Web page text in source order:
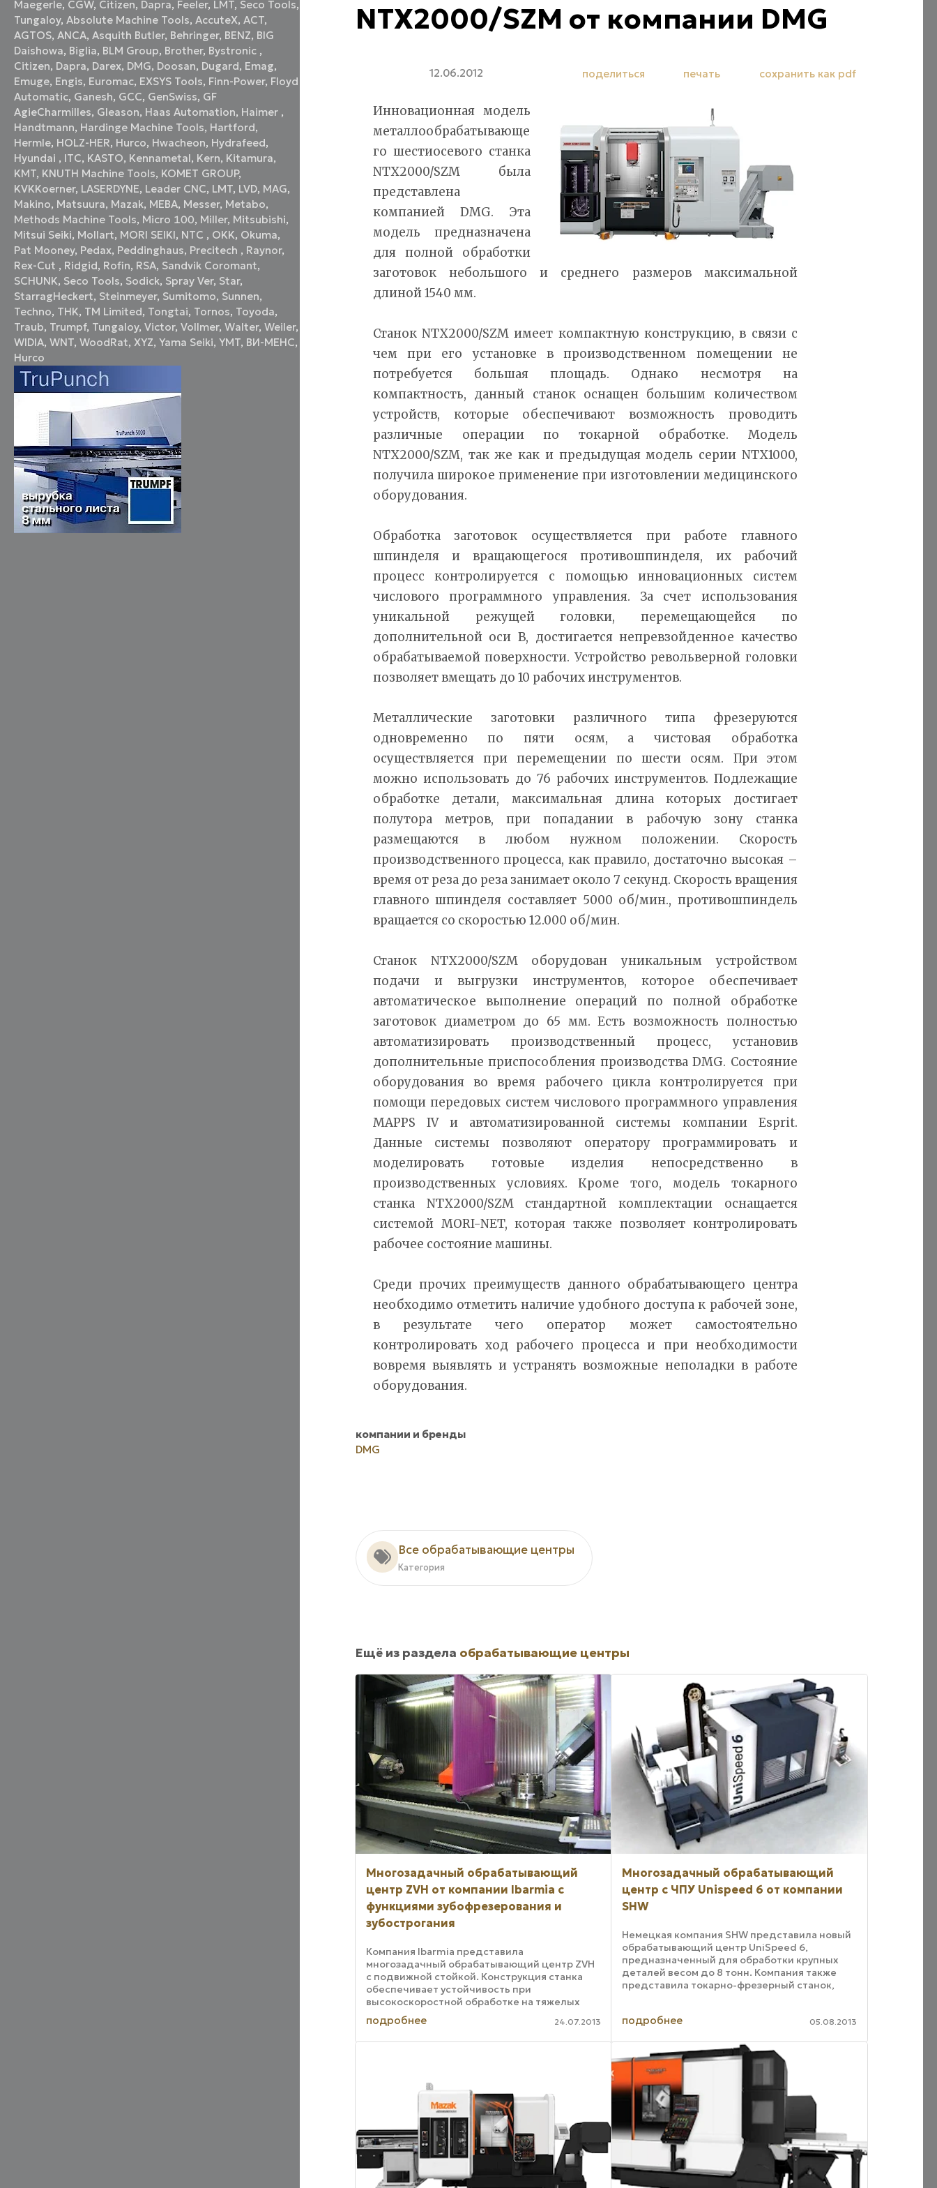
Maegerle, CGW, Citizen, Dapra, Feeler, LMT, Seco Tools,
Tungaloy,Absolute Machine Tools,AccuteX,ACT,
AGTOS,ANCA,Asquith Butler, Behringer, BENZ, BIG
Daishowa, Biglia, BLM Group, Brother, Bystronic ,
Citizen, Dapra, Darex, DMG, Doosan, Dugard, Emag,
Emuge, Engis, Euromac, EXSYS Tools, Finn-Power, Floyd
Automatic, Ganesh, GCC, GenSwiss, GF
AgieCharmilles, Gleason, Haas Automation, Haimer ,
Handtmann, Hardinge Machine Tools, Hartford,
Hermle, HOLZ-HER, Hurco, Hwacheon, Hydrafeed,
Hyundai , ITC, KASTO, Kennametal, Kern, Kitamura,
KMT, KNUTH Machine Tools, KOMET GROUP,
KVKKoerner, LASERDYNE, Leader CNC, LMT, LVD, MAG,
Makino, Matsuura, Mazak, MEBA, Messer, Metabo,
Methods Machine Tools, Micro 100, Miller, Mitsubishi,
Mitsui Seiki, Mollart, MORI SEIKI, NTC , OKK, Okuma,
Pat Mooney, Pedax, Peddinghaus, Precitech , Raynor,
Rex-Cut , Ridgid, Rofin, RSA, Sandvik Coromant,
SCHUNK, Seco Tools, Sodick, Spray Ver, Star,
StarragHeckert, Steinmeyer, Sumitomo, Sunnen,
Techno, THK, TM Limited, Tongtai, Tornos, Toyoda,
Traub, Trumpf, Tungaloy,Victor,Vollmer,Walter,Weiler,
WIDIA,WNT,WoodRat,XYZ,Yama Seiki,YMT, ВИ-МЕНС,
Нurco
NTX2000/SZM от компании DMG
12.06.2012 поделиться печать сохранить как pdf
Инновационная модель
металлообрабатывающе
го шестиосевого станка
NTX2000/SZM была
представлена
компанией DMG. Эта
модель предназначена
для полной обработки
заготовок небольшого и среднего размеров максимальной
длиной 1540 мм.
Станок NTX2000/SZM имеет компактную конструкцию, в связи с
чем при его установке в производственном помещении не
потребуется большая площадь. Однако несмотря на
компактность, данный станок оснащен большим количеством
устройств, которые обеспечивают возможность проводить
различные операции по токарной обработке. Модель
NTX2000/SZM, так же как и предыдущая модель серии NTX1000,
получила широкое применение при изготовлении медицинского
оборудования.
Обработка заготовок осуществляется при работе главного
шпинделя и вращающегося противошпинделя, их рабочий
процесс контролируется с помощью инновационных систем
числового программного управления. За счет использования
уникальной режущей головки, перемещающейся по
дополнительной оси В, достигается непревзойденное качество
обрабатываемой поверхности. Устройство револьверной головки
позволяет вмещать до 10 рабочих инструментов.
Металлические заготовки различного типа фрезеруются
одновременно по пяти осям, а чистовая обработка
осуществляется при перемещении по шести осям. При этом
можно использовать до 76 рабочих инструментов. Подлежащие
обработке детали, максимальная длина которых достигает
полутора метров, при попадании в рабочую зону станка
размещаются в любом нужном положении. Скорость
производственного процесса, как правило, достаточно высокая –
время от реза до реза занимает около 7 секунд. Скорость вращения
главного шпинделя составляет 5000 об/мин., противошпиндель
вращается со скоростью 12.000 об/мин.
Станок NTX2000/SZM оборудован уникальным устройством
подачи и выгрузки инструментов, которое обеспечивает
автоматическое выполнение операций по полной обработке
заготовок диаметром до 65 мм. Есть возможность полностью
автоматизировать производственный процесс, установив
дополнительные приспособления производства DMG. Состояние
оборудования во время рабочего цикла контролируется при
помощи передовых систем числового программного управления
MAPPS IV и автоматизированной системы компании Esprit.
Данные системы позволяют оператору программировать и
моделировать готовые изделия непосредственно в
производственных условиях. Кроме того, модель токарного
станка NTX2000/SZM стандартной комплектации оснащается
системой MORI-NET, которая также позволяет контролировать
рабочее состояние машины.
Среди прочих преимуществ данного обрабатывающего центра
необходимо отметить наличие удобного доступа к рабочей зоне,
в результате чего оператор может самостоятельно
контролировать ход рабочего процесса и при необходимости
вовремя выявлять и устранять возможные неполадки в работе
оборудования.
компании и бренды
DMG
Все обрабатывающие центры
Категория
Ещё из раздела обрабатывающие центры
Многозадачный обрабатывающий
центр ZVH от компании Ibarmia с
функциями зубофрезерования и
зубострогания
Компания Ibarmia представила
многозадачный обрабатывающий центр ZVH
с подвижной стойкой. Конструкция станка
обеспечивает устойчивость при
высокоскоростной обработке на тяжелых
режимах. Как утверждают специалисты
компании-производителя, детали ...
подробнее 24.07.2013
Многозадачный обрабатывающий
центр с ЧПУ Unispeed 6 от компании
SHW
Немецкая компания SHW представила новый
обрабатывающий центр UniSpeed 6,
предназначенный для обработки крупных
деталей весом до 8 тонн. Компания также
представила токарно-фрезерный станок,
подробнее 05.08.2013